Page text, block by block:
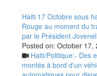
Haiti 17 Octobre sous
Rouge au moment du
par le Président
Posted on: October 17,
Haiti/Politique:- Des
montés à bord d'un